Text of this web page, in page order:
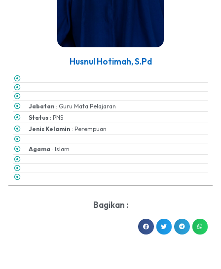
Husnul Hotimah, S.Pd
Jabatan : Guru Mata Pelajaran
Status : PNS
Jenis Kelamin : Perempuan
Agama : Islam
Bagikan :